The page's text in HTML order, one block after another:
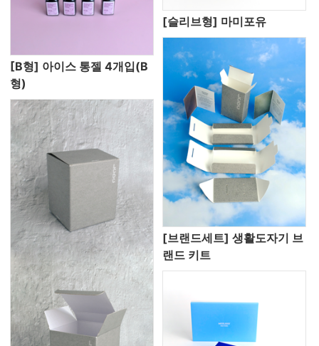
[B형] 아이스 통젤 4개입(B
형)
[슬리브형] 마미포유
[브랜드세트] 생활도자기 브
랜드 키트